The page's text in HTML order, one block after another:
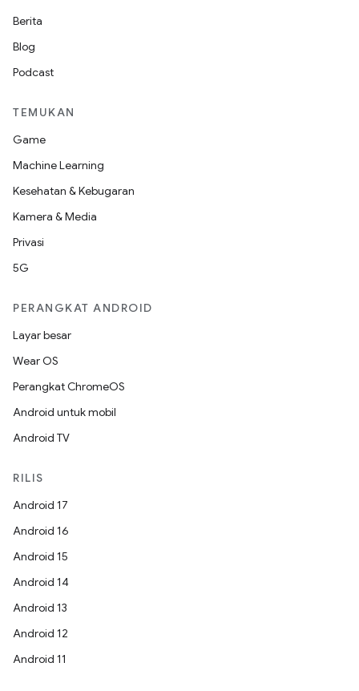
Berita
Blog
Podcast
TEMUKAN
Game
Machine Learning
Kesehatan & Kebugaran
Kamera & Media
Privasi
5G
PERANGKAT ANDROID
Layar besar
Wear OS
Perangkat ChromeOS
Android untuk mobil
Android TV
RILIS
Android 17
Android 16
Android 15
Android 14
Android 13
Android 12
Android 11